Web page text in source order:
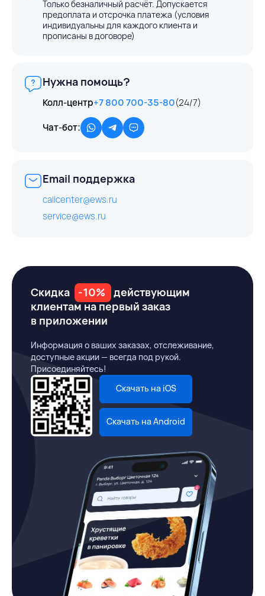
Только безналичный расчёт. Допускается
предоплата и отсрочка платежа (условия
индивидуальны для каждого клиента и
прописаны в договоре)
Нужна помощь?
Колл-центр+7 800 700-35-80(24/7)
Чат-бот:
Email поддержка
callcenter@ews.ru
service@ews.ru
Скидка -10%
действующим
клиентам на первый заказ
в приложении
Информация о ваших заказах, отслеживание,
доступные акции — всегда под рукой.
Присоединяйтесь!
Скачать на iOS
Скачать на Android